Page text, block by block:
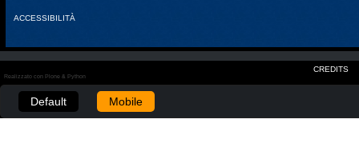
ACCESSIBILITÀ
CREDITS
Realizzato con Plone & Python
Default Mobile